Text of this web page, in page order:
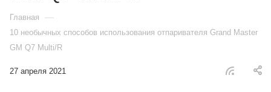
Главная —
10 необычных способов использования отпаривателя Grand Master
GM Q7 Multi/R
27 апреля 2021